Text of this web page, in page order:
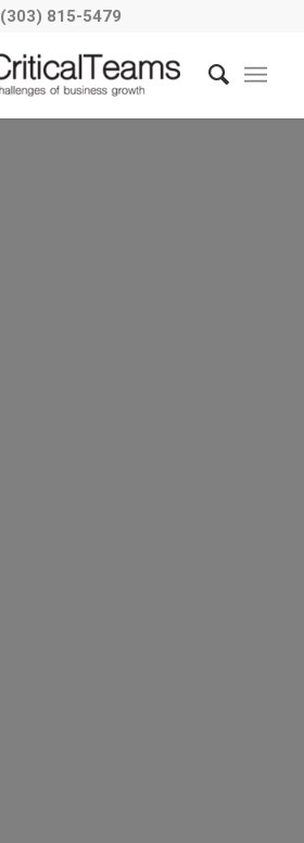
(303) 815-5479